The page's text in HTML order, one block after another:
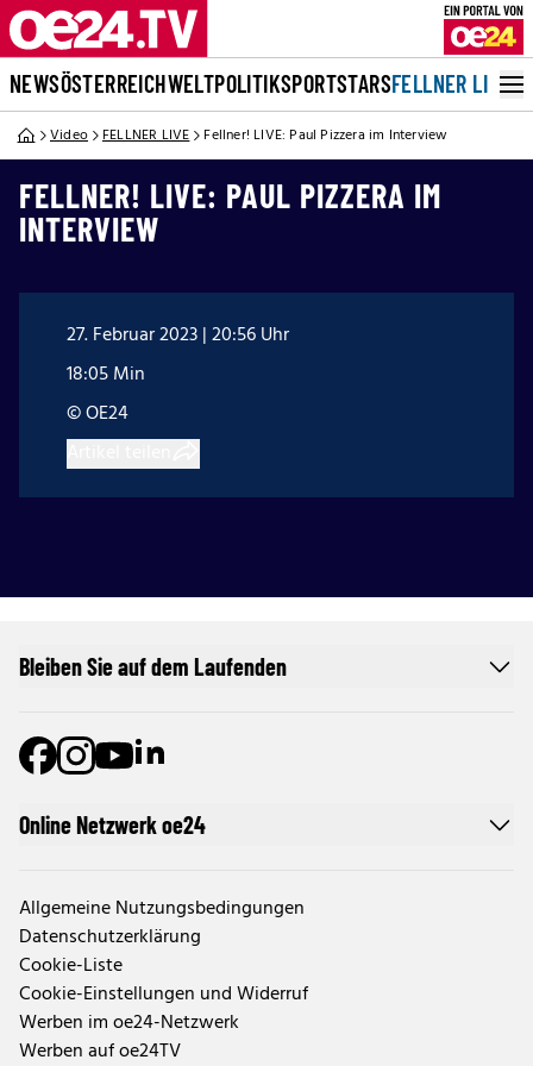
NEWSÖSTERREICHWELTPOLITIKSPORTSTARSFELLNER LIVE
Video FELLNER LIVE Fellner! LIVE: Paul Pizzera im Interview
FELLNER! LIVE: PAUL PIZZERA IM
INTERVIEW
27. Februar 2023 | 20:56 Uhr
18:05 Min
© OE24
Online Netzwerk oe24
Allgemeine Nutzungsbedingungen
Datenschutzerklärung
Cookie-Liste
Cookie-Einstellungen und Widerruf
Werben im oe24-Netzwerk
Werben auf oe24TV
Bleiben Sie auf dem Laufenden